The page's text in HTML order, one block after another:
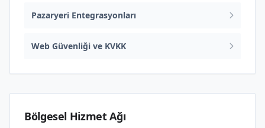
Pazaryeri Entegrasyonları
Web Güvenliği ve KVKK
Bölgesel Hizmet Ağı